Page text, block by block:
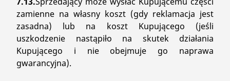
zamienne na własny koszt (gdy reklamacja jest
zasadna) lub na koszt Kupującego (jeśli
uszkodzenie nastąpiło na skutek działania
Kupującego i nie obejmuje go naprawa
gwarancyjna).